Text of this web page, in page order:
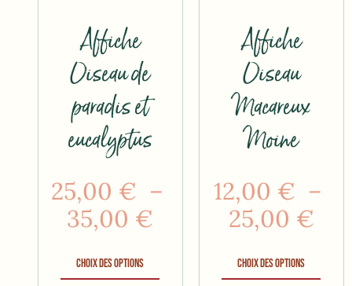
Affiche
Oiseau de
paradis et
eucalyptus
25,00 € –
35,00 €
Choix des options
Affiche
Oiseau
Macareux
Moine
12,00 € –
25,00 €
Choix des options